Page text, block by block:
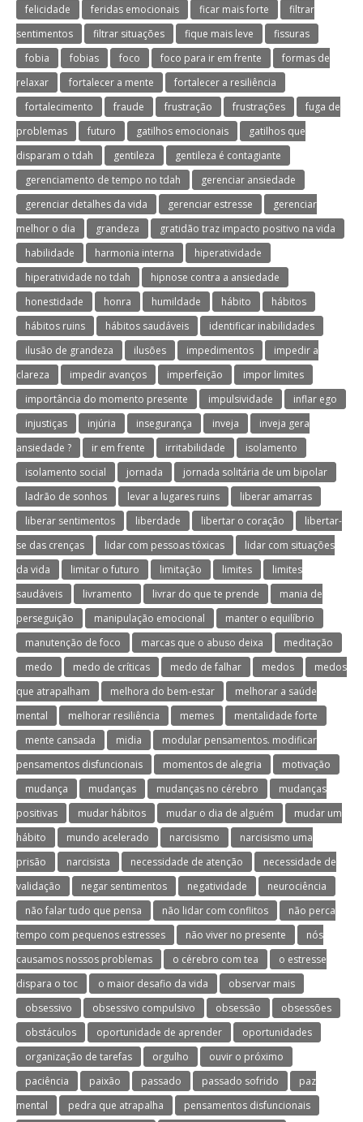
felicidade
feridas emocionais ficar mais forte
filtrar
sentimentos
filtrar situações fique mais leve
fissuras
fobia
fobias foco foco para ir em frente
formas de
relaxar
fortalecer a mente
fortalecer a resiliência
fortalecimento
fraude frustração frustrações
fuga de
problemas
futuro gatilhos emocionais
gatilhos que
disparam o tdah
gentileza
gentileza é contagiante
gerenciamento de tempo no tdah
gerenciar ansiedade
gerenciar detalhes da vida
gerenciar estresse
gerenciar
melhor o dia
grandeza
gratidão traz impacto positivo na vida
habilidade
harmonia interna
hiperatividade
hiperatividade no tdah
hipnose contra a ansiedade
honestidade
honra humildade hábito
hábitos
hábitos ruins
hábitos saudáveis
identificar inabilidades
ilusão de grandeza
ilusões impedimentos
impedir a
clareza
impedir avanços imperfeição
impor limites
importância do momento presente
impulsividade
inflar ego
injustiças
injúria insegurança inveja
inveja gera
ansiedade ?
ir em frente irritabilidade
isolamento
isolamento social
jornada
jornada solitária de um bipolar
ladrão de sonhos
levar a lugares ruins
liberar amarras
liberar sentimentos
liberdade libertar o coração
libertar-
se das crenças
lidar com pessoas tóxicas
lidar com situações
da vida
limitar o futuro limitação limites
limites
saudáveis
livramento livrar do que te prende
mania de
perseguição
manipulação emocional
manter o equilíbrio
manutenção de foco
marcas que o abuso deixa
meditação
medo
medo de críticas medo de falhar medos
medos
que atrapalham
melhora do bem-estar
melhorar a saúde
mental
melhorar resiliência memes
mentalidade forte
mente cansada
midia
modular pensamentos. modificar
pensamentos disfuncionais
momentos de alegria
motivação
mudança
mudanças mudanças no cérebro
mudanças
positivas
mudar hábitos mudar o dia de alguém
mudar um
hábito
mundo acelerado narcisismo
narcisismo uma
prisão
narcisista necessidade de atenção
necessidade de
validação
negar sentimentos negatividade
neurociência
não falar tudo que pensa
não lidar com conflitos
não perca
tempo com pequenos estresses
não viver no presente
nós
causamos nossos problemas
o cérebro com tea
o estresse
dispara o toc
o maior desafio da vida
observar mais
obsessivo
obsessivo compulsivo obsessão
obsessões
obstáculos
oportunidade de aprender
oportunidades
organização de tarefas
orgulho
ouvir o próximo
paciência
paixão passado passado sofrido
paz
mental
pedra que atrapalha
pensamentos disfuncionais